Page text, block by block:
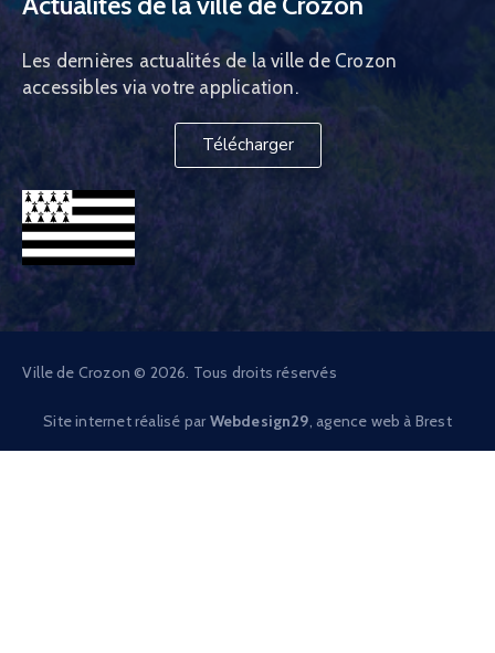
Les dernières actualités de la ville de Crozon
accessibles via votre application.
Télécharger
Ville de Crozon © 2026. Tous droits réservés
Site internet réalisé par Webdesign29 , agence web à Brest